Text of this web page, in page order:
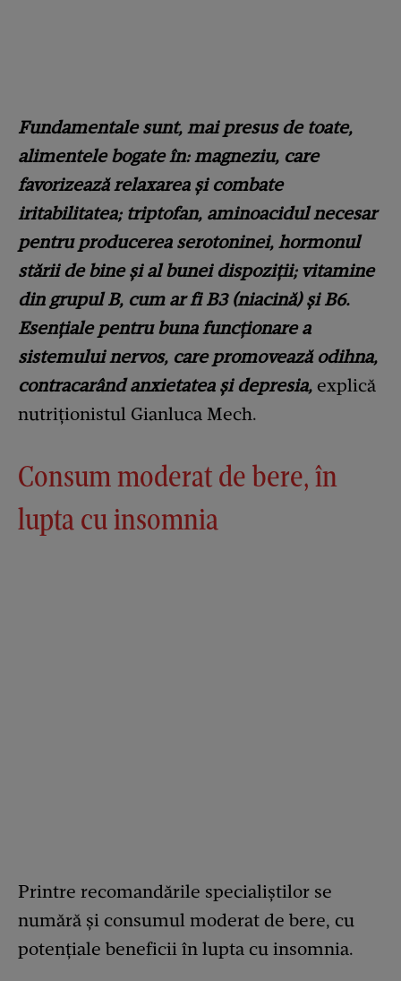
Fundamentale sunt, mai presus de toate,
alimentele bogate în: magneziu, care
favorizează relaxarea și combate
iritabilitatea; triptofan, aminoacidul necesar
pentru producerea serotoninei, hormonul
stării de bine și al bunei dispoziții; vitamine
din grupul B, cum ar fi B3 (niacină) și B6.
Esențiale pentru buna funcționare a
sistemului nervos, care promovează odihna,
contracarând anxietatea și depresia, explică
nutriționistul Gianluca Mech.
Consum moderat de bere, în
lupta cu insomnia
Printre recomandările specialiștilor se
numără și consumul moderat de bere, cu
potențiale beneficii în lupta cu insomnia.